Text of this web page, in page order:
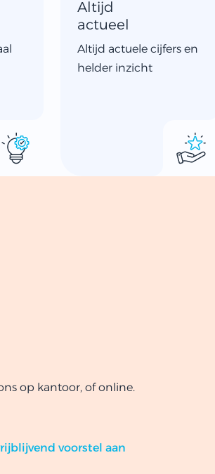
Altijd
actueel
Altijd actuele cijfers en
helder inzicht
op kantoor, of online.
voorstel aan